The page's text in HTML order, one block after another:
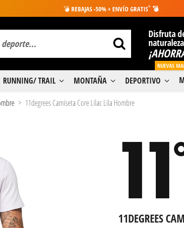
💣 REBAJAS -50% + ENVÍO GRATIS* 💣
Disfruta
RUNNING/ TRAIL MONTAÑA DEPORTIVO
NUEVAS
11degrees Camiseta Core Lilac Lila Hombre
11DEGREES